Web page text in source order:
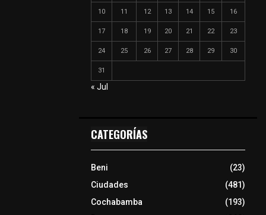
10 11 12 13 14 15 16
17 18 19 20 21 22 23
24 25 26 27 28 29 30
31
« Jul
CATEGORÍAS
Beni
(23)
Ciudades
(481)
Cochabamba
(193)